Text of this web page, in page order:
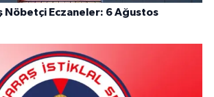
Nöbetçi Eczaneler: 6 Ağustos